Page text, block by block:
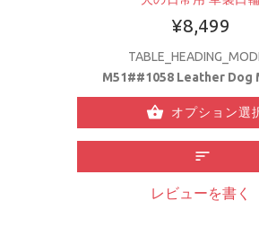
¥8,499
M51##1058 Leather Dog
オプション選
レビューを書く